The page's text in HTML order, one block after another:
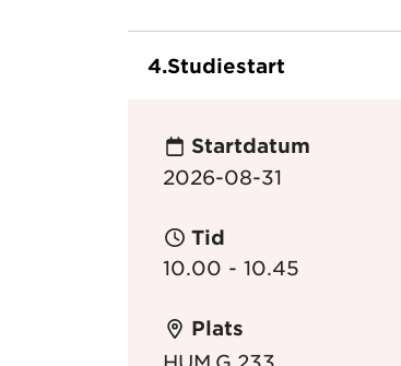
4.Studiestart
Startdatum
2026-08-31
Tid
10.00 - 10.45
Plats